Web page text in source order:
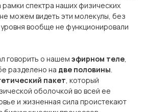
рамки спектра наших физических
можем видеть эти молекулы, без
вообще не функционировали
говорить о нашем эфирном теле,
разделено на две половины.
пакет, который
оболочкой во всей ее
и жизненная сила проистекают